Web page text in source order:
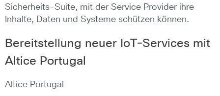
Sicherheits-Suite, mit der Service Provider ihre
Inhalte, Daten und Systeme schützen können.
Bereitstellung neuer IoT-Services mit
Altice Portugal
Altice Portugal